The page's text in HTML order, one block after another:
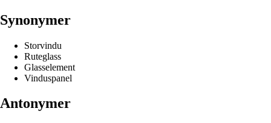
Synonymer
Storvindu
Ruteglass
Glasselement
Vinduspanel
Antonymer